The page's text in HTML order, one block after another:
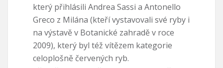
který přihlásili Andrea Sassi a Antonello
Greco z Milána (kteří vystavovali své ryby i
na výstavě v Botanické zahradě v roce
2009), který byl též vítězem kategorie
celoplošně červených ryb.